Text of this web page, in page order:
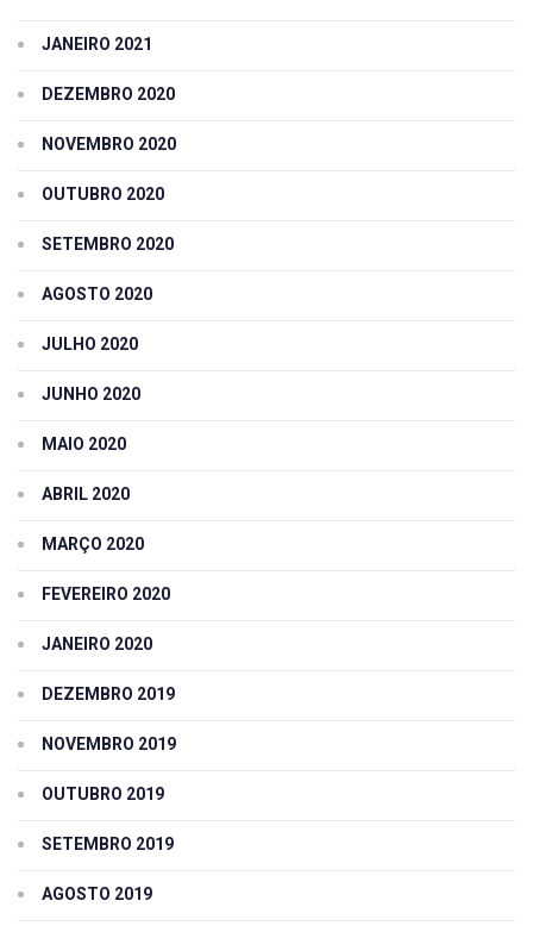
JANEIRO 2021
DEZEMBRO 2020
NOVEMBRO 2020
OUTUBRO 2020
SETEMBRO 2020
AGOSTO 2020
JULHO 2020
JUNHO 2020
MAIO 2020
ABRIL 2020
MARÇO 2020
FEVEREIRO 2020
JANEIRO 2020
DEZEMBRO 2019
NOVEMBRO 2019
OUTUBRO 2019
SETEMBRO 2019
AGOSTO 2019